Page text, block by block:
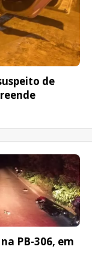
de
PB-306, em